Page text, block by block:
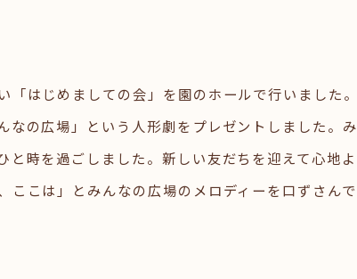
「はじめましての会」を園のホールで行いました
の広場」という人形劇をプレゼントしました。み
と時を過ごしました。新しい友だちを迎えて心地
こは」とみんなの広場のメロディーを口ずさんで